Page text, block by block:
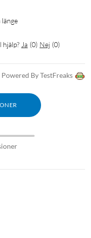
länge
hjälp? Ja (0) Nej (0)
Powered By TestFreaks